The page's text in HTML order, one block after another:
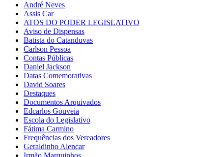
André Neves
Assis Car
ATOS DO PODER LEGISLATIVO
Aviso de Dispensas
Batista do Catanduvas
Carlson Pessoa
Contas Públicas
Daniel Jackson
Datas Comemorativas
David Soares
Destaques
Documentos Arquivados
Edcarlos Gouveia
Escola do Legislativo
Fátima Carmino
Frequências dos Vereadores
Geraldinho Alencar
Irmão Marquinhos